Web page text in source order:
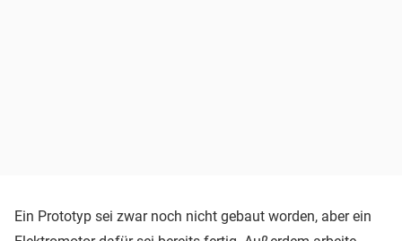
Ein Prototyp sei zwar noch nicht gebaut worden, aber ein